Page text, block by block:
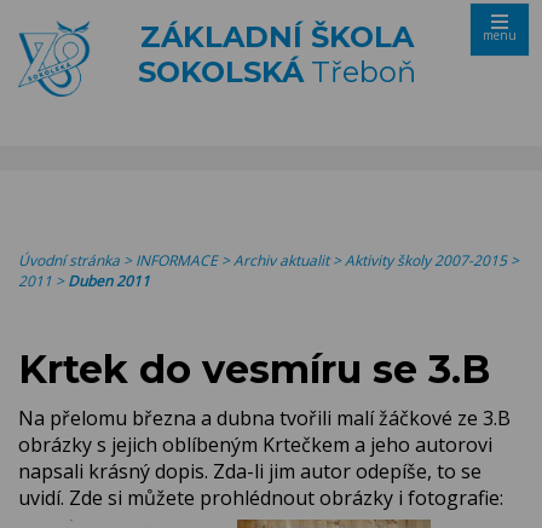
ZÁKLADNÍ ŠKOLA
SOKOLSKÁTřeboň
menu
Úvodní stránka >INFORMACE>Archiv aktualit>Aktivity školy 2007-2015>
2011 >Duben 2011
Krtek do vesmíru se 3.B
Na přelomu března a dubna tvořili malí žáčkové ze 3.B
obrázky s jejich oblíbeným Krtečkem a jeho autorovi
napsali krásný dopis. Zda-li jim autor odepíše, to se
uvidí. Zde si můžete prohlédnout obrázky i fotografie: